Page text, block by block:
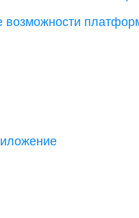
возможности